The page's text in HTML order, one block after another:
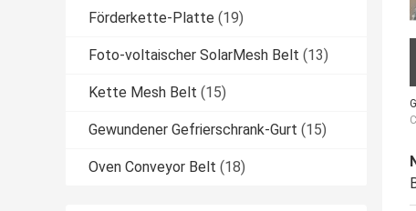
Förderkette-Platte (19)
Foto-voltaischer SolarMesh Belt (13)
Kette Mesh Belt (15)
Gewundener Gefrierschrank-Gurt (15)
Oven Conveyor Belt (18)